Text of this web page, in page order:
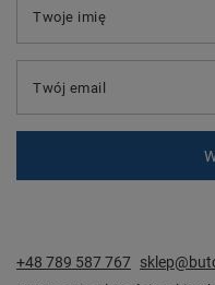
Twoje imię
Twój email
+48 789 587 767